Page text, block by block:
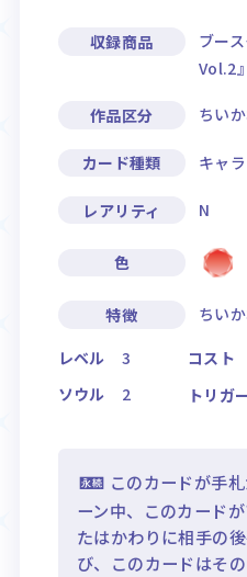
収録商品
ブー
Vol.2』
作品区分 ちい
カード種類 キャラ
レアリティ N
色
特徴
ちい
レベル
3 コスト
ソウル
2 トリガ
このカードが手
ーン中、このカード
たはかわりに相手の
び、このカードはそ